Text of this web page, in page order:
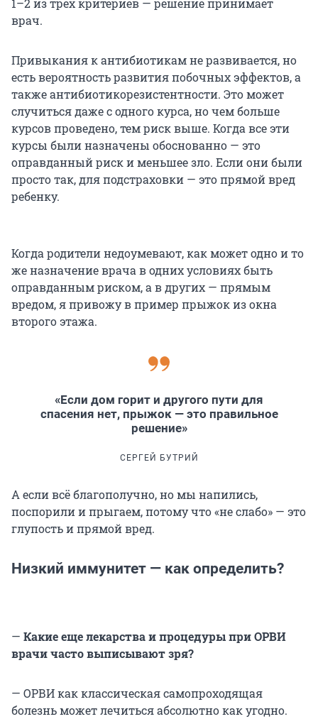
1–2 из трех критериев — решение принимает
врач.
Привыкания к антибиотикам не развивается, но
есть вероятность развития побочных эффектов, а
также антибиотикорезистентности. Это может
случиться даже с одного курса, но чем больше
курсов проведено, тем риск выше. Когда все эти
курсы были назначены обоснованно — это
оправданный риск и меньшее зло. Если они были
просто так, для подстраховки — это прямой вред
ребенку.
Когда родители недоумевают, как может одно и то
же назначение врача в одних условиях быть
оправданным риском, а в других — прямым
вредом, я привожу в пример прыжок из окна
второго этажа.
«Если дом горит и другого пути для
спасения нет, прыжок — это правильное
решение»
СЕРГЕЙ БУТРИЙ
А если всё благополучно, но мы напились,
поспорили и прыгаем, потому что «не слабо» — это
глупость и прямой вред.
Низкий иммунитет — как определить?
— Какие еще лекарства и процедуры при ОРВИ
врачи часто выписывают зря?
— ОРВИ как классическая самопроходящая
болезнь может лечиться абсолютно как угодно.